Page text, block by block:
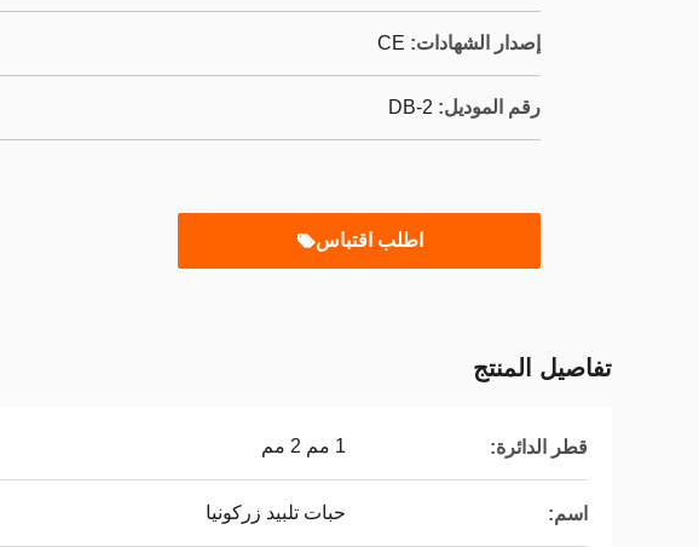
إصدار الشهادات: CE
رقم الموديل: DB-2
اطلب اقتباس
تفاصيل المنتج
قطر الدائرة: 1 مم 2 مم
اسم: حبات تلبيد زركونيا